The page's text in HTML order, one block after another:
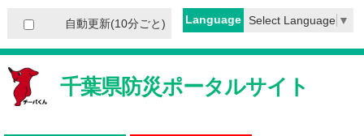
自動更新(10分ごと) Language Select Language ▼
千葉県防災ポータルサイト